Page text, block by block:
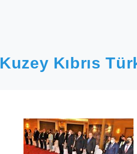
Kuzey Kıbrıs